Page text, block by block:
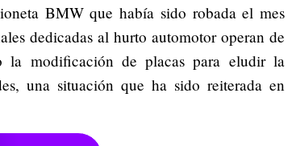
BMW que había sido robada el mes
dedicadas al hurto automotor operan de
la modificación de placas para eludir la
una situación que ha sido reiterada en